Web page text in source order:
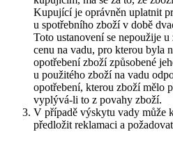
Kupující je oprávněn uplatnit
u spotřebního zboží v době
Toto ustanovení se nepoužije
cenu na vadu, pro kterou byla
opotřebení zboží způsobené
u použitého zboží na vadu
opotřebení, kterou zboží mělo
vyplývá-li to z povahy zboží.
V případě výskytu vady může
předložit reklamaci a